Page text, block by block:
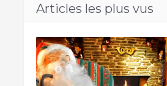
Articles les plus vus